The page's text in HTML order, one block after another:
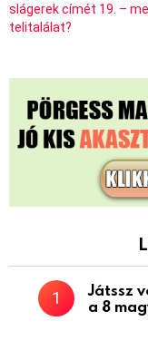
slágerek címét 19. –
telitalálat?
Játssz
a 8